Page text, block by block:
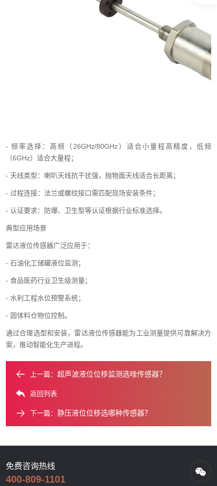
- 频率选择：高频（26GHz/80GHz）适合小量程高精度，低频
（6GHz）适合大量程；
- 天线类型：喇叭天线抗干扰强，抛物面天线适合长距离；
- 过程连接：法兰或螺纹接口需匹配现场安装条件；
- 认证要求：防爆、卫生型等认证根据行业标准选择。
典型应用场景
雷达液位传感器广泛应用于：
- 石油化工储罐液位监测；
- 食品医药行业卫生级测量；
- 水利工程水位预警系统；
- 固体料仓物位控制。
通过合理选型和安装，雷达液位传感器能为工业测量提供可靠解决方
案，推动智能化生产进程。
上一篇： 超声波液位位移监测选啥传感器？​
返回列表
下一篇： 静压液位位移选哪种传感器？​
免费咨询热线
400-809-1101